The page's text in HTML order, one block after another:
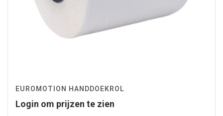
EUROMOTION HANDDOEKROL
Login om prijzen te zien